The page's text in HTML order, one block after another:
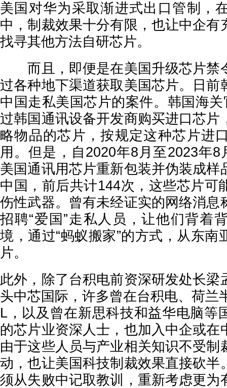
美国对华为采取渐进式出口管制，
中，制裁效果十分有限，也让中企有
找寻其他方法自研芯片。
而且，即便是在美国升级芯片禁
过各种地下渠道获取美国芯片。日前
中国走私美国芯片的案件。韩国海
过韩国通讯设备开发商购买进口芯片
略物品的芯片，按规定这种芯片进
用。但是，自2020年8月至2023年8
美国通讯用芯片重新包装并伪装成样
中国，前后共计144次，这些芯片可
伤性武器。曾有未经证实的网络消息
招聘“爱国”走私人员，让他们背着
境，通过“蚂蚁搬家”的方式，从东南
片。
此外，除了台积电前资深研发处长梁
头中芯国际，许多曾在台积电、荷兰
L，以及曾在新思科技和益华电脑等
的芯片业资深人士，也加入中企或在
由于这些人员与产业相关知识不受制
动，也让美国科技制裁效果直接砍半
须从失败中记取教训，重新考虑更为